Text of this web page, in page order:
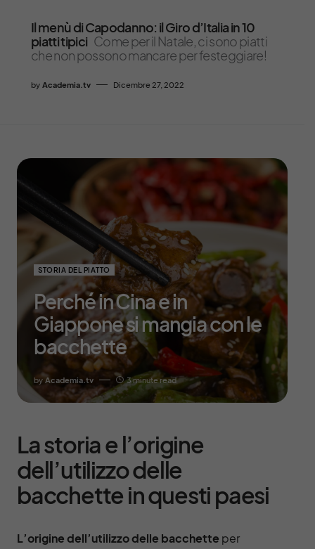
Il menù di Capodanno: il Giro d’Italia in 10
piatti tipici Come per il Natale, ci sono piatti
che non possono mancare per festeggiare!
by Academia.tv Dicembre 27, 2022
STORIA DEL PIATTO
Perché in Cina e in
Giappone si mangia con le
bacchette
by Academia.tv 3 minute read
La storia e l’origine
dell’utilizzo delle
bacchette in questi paesi
L’origine dell’utilizzo delle bacchette per